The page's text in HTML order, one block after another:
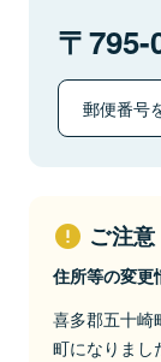
795-
郵便番号
ご注意
住所等の変更
喜多郡五十崎
町になりまし